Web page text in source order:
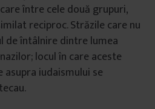
între cele două grupuri,
reciproc. Străzile care nu
de întâlnire dintre lumea
locul în care aceste
iudaismului se